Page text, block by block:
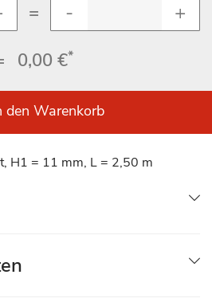
=
0,00 €*
den Warenkorb
H1 = 11 mm, L = 2,50 m